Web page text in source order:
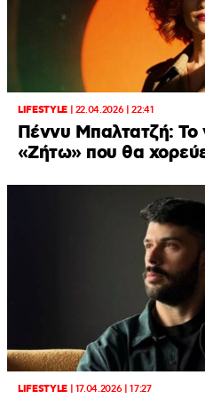
LIFESTYLE| 22.04.2026 | 22:41
Πέννυ Μπαλτατζή: Το
«Ζήτω» που θα
LIFESTYLE| 17.04.2026 | 17:27